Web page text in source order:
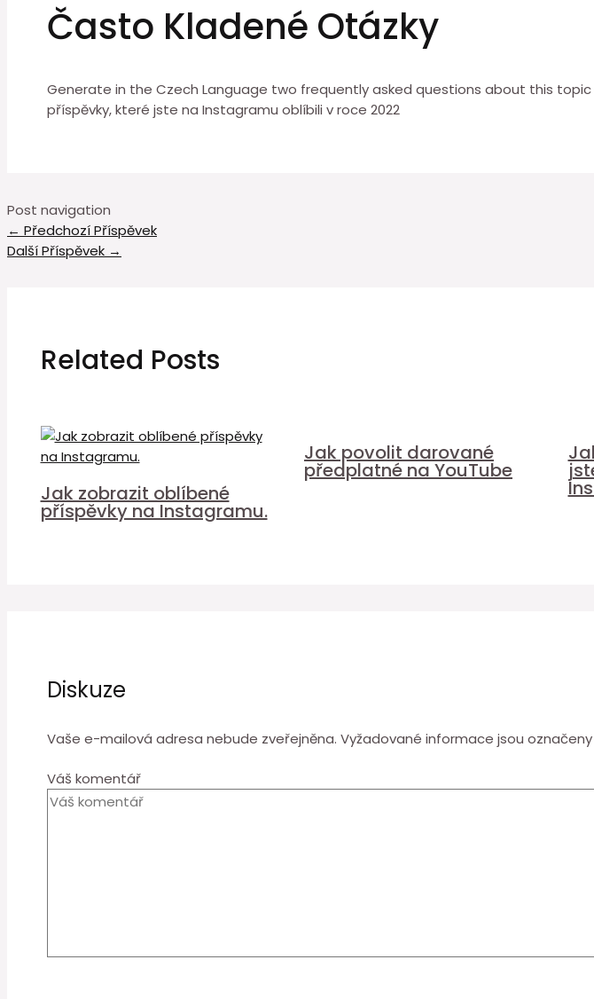
Často Kladené Otázky
Generate in the Czech Language two frequently asked questions about this
příspěvky, které jste na Instagramu oblíbili v roce 2022
Post navigation
← Předchozí Příspěvek
Další Příspěvek →
Related Posts
Jak zobrazit oblíbené
příspěvky na Instagramu.
Jak povolit darované
předplatné na YouTube
Diskuze
Vaše e-mailová adresa nebude zveřejněna. Vyžadované informace jsou označeny
Váš komentář